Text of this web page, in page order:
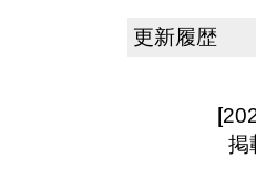
更新履歴
掲